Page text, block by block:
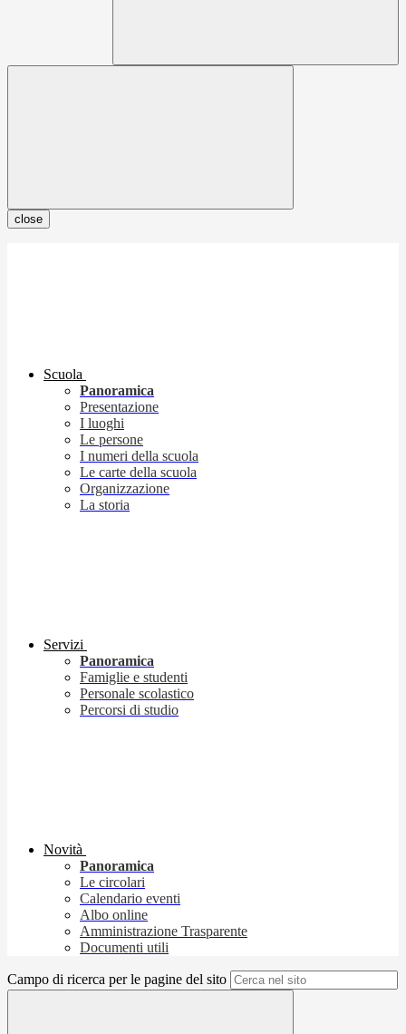
close
Scuola
Panoramica
Presentazione
I luoghi
Le persone
I numeri della scuola
Le carte della scuola
Organizzazione
La storia
Servizi
Panoramica
Famiglie e studenti
Personale scolastico
Percorsi di studio
Novità
Panoramica
Le circolari
Calendario eventi
Albo online
Amministrazione Trasparente
Documenti utili
Campo di ricerca per le pagine del sito